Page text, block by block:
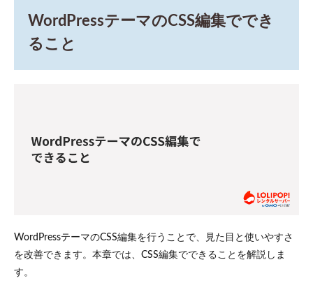
WordPressテーマのCSS編集ででき
ること
WordPressテーマのCSS編集を行うことで、見た目と使いやすさ
を改善できます。本章では、CSS編集でできることを解説しま
す。